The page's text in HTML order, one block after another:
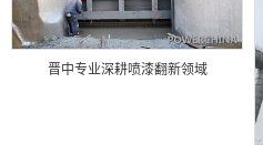
晋中专业深耕喷漆翻新领域